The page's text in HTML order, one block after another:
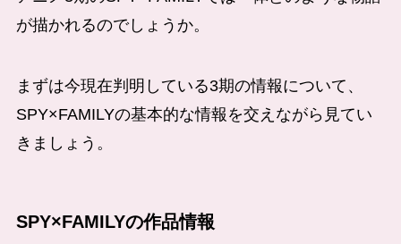
が描かれるのでしょうか。
まずは今現在判明している3期の情報について、
SPY×FAMILYの基本的な情報を交えながら見てい
きましょう。
SPY×FAMILYの作品情報